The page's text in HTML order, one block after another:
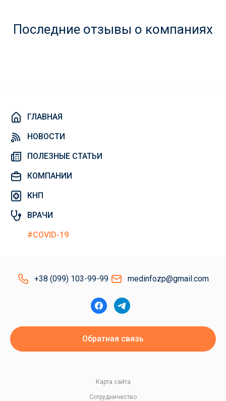
Последние отзывы о компаниях
ГЛАВНАЯ
НОВОСТИ
ПОЛЕЗНЫЕ СТАТЬИ
КОМПАНИИ
КНП
ВРАЧИ
#COVID-19
+38 (099) 103-99-99 medinfozp@gmail.com
Обратная связь
Сотрудничество
Карта сайта